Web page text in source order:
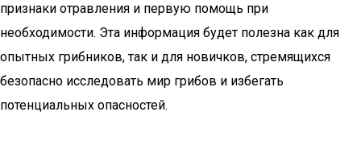
признаки отравления и первую помощь при
необходимости. Эта информация будет полезна как для
опытных грибников, так и для новичков, стремящихся
безопасно исследовать мир грибов и избегать
потенциальных опасностей.